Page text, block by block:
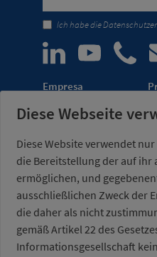
Ich habe die
Empresa
Unternehmen
Messen
Vertriebsnetz
Misati S.L.
Av. de la Riera, 15
08960 Sant Just
Diese Webseite
Diese Website verwendet
die Bereitstellung der auf
ermöglichen, und
ausschließlichen Zweck der
die daher als nicht
gemäß Artikel 22 des
Informationsgesellschaft